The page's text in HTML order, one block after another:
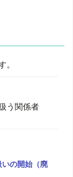
。
う関係者
の開始（廃